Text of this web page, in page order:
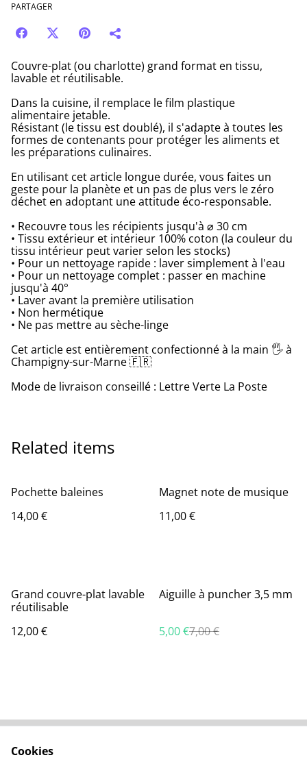
PARTAGER
Couvre-plat (ou charlotte) grand format en tissu,
lavable et réutilisable.
Dans la cuisine, il remplace le film plastique
alimentaire jetable.
Résistant (le tissu est doublé), il s'adapte à toutes les
formes de contenants pour protéger les aliments et
les préparations culinaires.
En utilisant cet article longue durée, vous faites un
geste pour la planète et un pas de plus vers le zéro
déchet en adoptant une attitude éco-responsable.
• Recouvre tous les récipients jusqu'à ⌀ 30 cm
• Tissu extérieur et intérieur 100% coton (la couleur du
tissu intérieur peut varier selon les stocks)
• Pour un nettoyage rapide : laver simplement à l'eau
• Pour un nettoyage complet : passer en machine
jusqu'à 40°
• Laver avant la première utilisation
• Non hermétique
• Ne pas mettre au sèche-linge
Cet article est entièrement confectionné à la main 🖐 à
Champigny-sur-Marne 🇫🇷
Mode de livraison conseillé : Lettre Verte La Poste
Related items
Pochette baleines
14,00 €
Magnet note de musique
11,00 €
Grand couvre-plat lavable
réutilisable
12,00 €
%
Aiguille à puncher 3,5 mm
5,00 €7,00 €
Cookies